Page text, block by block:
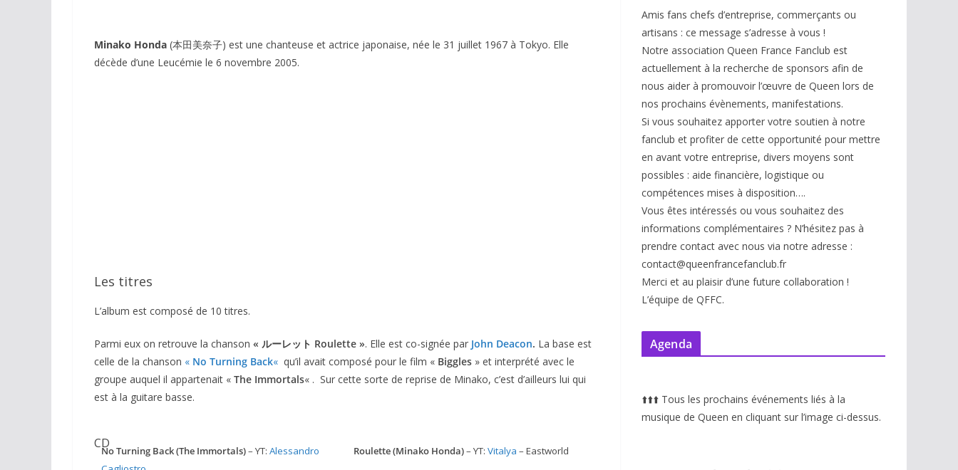
LP 33 Tours
Minako Honda (本田美奈子) est une chanteuse et actrice japonaise, née le 31 juillet 1967 à Tokyo. Elle
décède d’une Leucémie le 6 novembre 2005.
CD
Les titres
L’album est composé de 10 titres.
Parmi eux on retrouve la chanson « ルーレット Roulette ». Elle est co-signée par John Deacon. La base est
celle de la chanson « No Turning Back« qu’il avait composé pour le film « Biggles » et interprété avec le
groupe auquel il appartenait « The Immortals« . Sur cette sorte de reprise de Minako, c’est d’ailleurs lui qui
est à la guitare basse.
No Turning Back (The Immortals)– YT: Alessandro
Roulette (Minako Honda)– YT: Vitalya – Eastworld
Amis fans chefs d’entreprise, commerçants ou
artisans : ce message s’adresse à vous !
Notre association Queen France Fanclub est
actuellement à la recherche de sponsors afin de
nous aider à promouvoir l’œuvre de Queen lors de
nos prochains évènements, manifestations.
Si vous souhaitez apporter votre soutien à notre
fanclub et profiter de cette opportunité pour mettre
en avant votre entreprise, divers moyens sont
possibles : aide financière, logistique ou
compétences mises à disposition….
Vous êtes intéressés ou vous souhaitez des
informations complémentaires ? N’hésitez pas à
prendre contact avec nous via notre adresse :
contact@queenfrancefanclub.fr
Merci et au plaisir d’une future collaboration !
L’équipe de QFFC.
Agenda
⬆️⬆️⬆️ Tous les prochains événements liés à la
musique de Queen en cliquant sur l’image ci-dessus.